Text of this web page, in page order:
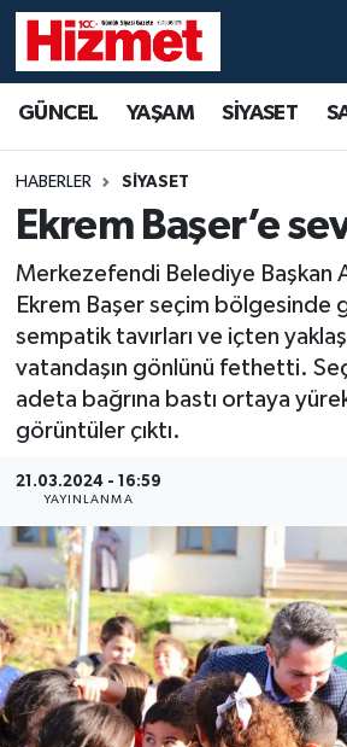
GÜNCEL YAŞAM SİYASET
HABERLER SİYASET
Ekrem Başer’e
Merkezefendi Belediye Başkan
Ekrem Başer seçim bölgesinde
sempatik tavırları ve içten
vatandaşın gönlünü fethetti.
adeta bağrına bastı ortaya
görüntüler çıktı.
21.03.2024 - 16:59
YAYINLANMA
YAŞAM
SİYASET
SAĞLIK
EKONOMİ
KÜLTÜR SANAT
MAGAZİN
ÖZEL HABER
DTO
RESMİ REKLAM
Denizli Hava Durumu
Denizli Trafik Yoğunluk
Süper Lig Puan Durumu ve
Tüm Manşetler
Son Dakika Haberleri